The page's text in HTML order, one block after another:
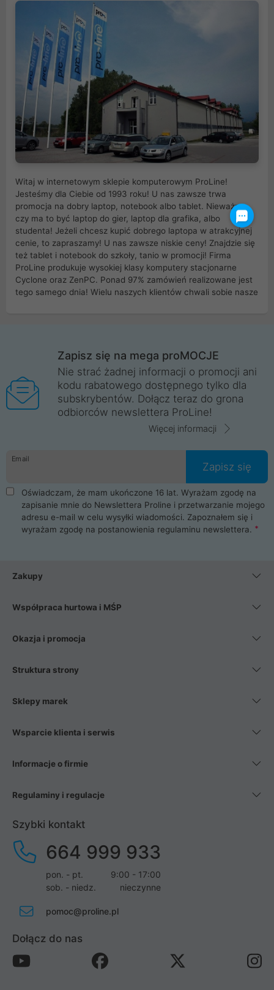
Witaj w internetowym sklepie komputerowym ProLine!
Jesteśmy dla Ciebie od 1993 roku! U nas zawsze trwa
promocja na dobry laptop, notebook albo tablet. Nieważne
czy ma to być laptop do gier, laptop dla grafika, albo
studenta! Jeżeli chcesz kupić dobrego laptopa w atrakcyjnej
cenie, to zapraszamy! U nas zawsze niskie ceny! Znajdzie się
też tablet i notebook do szkoły, tanio w promocji! Firma
ProLine produkuje wysokiej klasy komputery stacjonarne
Cyclone oraz ZenPC. Ponad 97% zamówień realizowane jest
tego samego dnia! Wielu naszych klientów chwali sobie nasze
Wrocław, Poznań, Legnica, Katowice, Gliwice, Kalisz, Bytom,
Trzebnica, Opole. Szybka i profesjonalna obsługa!
ProLine to polska firma ze 100% polskim kapitałem. Działamy
legalnie i płacimy podatki w naszym kraju! Posiadamy siedzibę
główną w Mirkowie oraz salony na terenie kraju. Cała
komunikacja ze sklepem komputerowym ProLine jest
danych osobowych. Dlatego zakup notebooka albo laptopa w
ProLine to czysta przyjemność i pełne bezpieczeństwo.
Zaopatrzysz się u nas w akcesoria i części komputerowe
takie jak procesory, karty graficzne, płyty główne, pamięci,
dyski SSD, M.2 oraz HDD. Nasi pracownicy pomogą Ci wybrać
najlepszy zasilacz komputerowy oraz obudowę do komputera.
Poza komputerami mamy również najlepsze na rynku
Smartfony takich producentów jak Xiaomi, Apple, Samsung i
wentylatory. Na koniec mając już to wszystko, możesz
Zapisz się na mega proMOCJE
Nie strać żadnej informacji o promocji ani
kodu rabatowego dostępnego tylko dla
subskrybentów. Dołącz teraz do grona
odbiorców newslettera ProLine!
Więcej informacji
Email
Zapisz się
Oświadczam, że mam ukończone 16 lat. Wyrażam zgodę na
zapisanie mnie do Newslettera Proline i przetwarzanie mojego
adresu e-mail w celu wysyłki wiadomości. Zapoznałem się i
wyrażam zgodę na postanowienia regulaminu newslettera.
Zakupy
Współpraca hurtowa i MŚP
Okazja i promocja
Struktura strony
Sklepy marek
Wsparcie klienta i serwis
Informacje o firmie
Regulaminy i regulacje
Szybki kontakt
664 999 933
pon. - pt.
9:00 - 17:00
sob. - niedz.
nieczynne
pomoc@proline.pl
Dołącz do nas